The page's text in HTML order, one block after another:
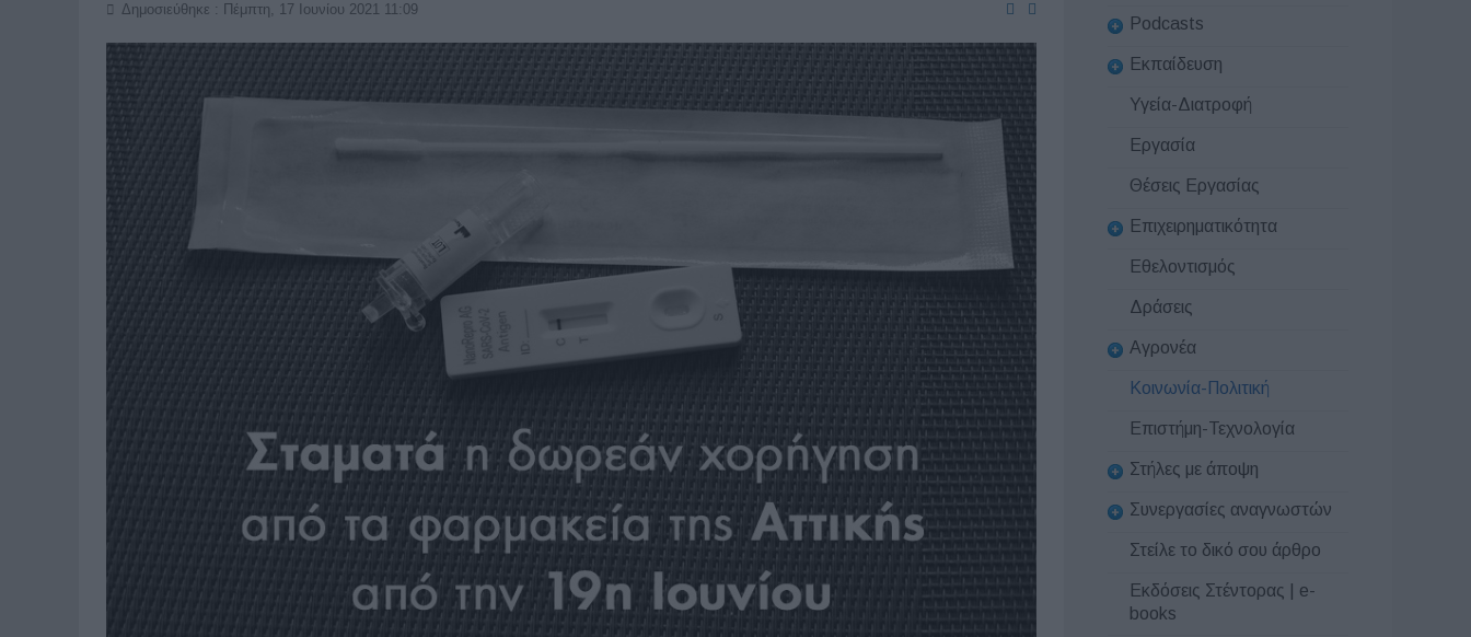
Δημοσιεύθηκε : Πέμπτη, 17 Ιουνίου 2021 11:09
Podcasts
Εκπαίδευση
Υγεία-Διατροφή
Εργασία
Θέσεις Εργασίας
Επιχειρηματικότητα
Εθελοντισμός
Δράσεις
Αγρονέα
Κοινωνία-Πολιτική
Επιστήμη-Τεχνολογία
Στήλες με άποψη
Συνεργασίες αναγνωστών
Στείλε το δικό σου άρθρο
Εκδόσεις Στέντορας | e-
books